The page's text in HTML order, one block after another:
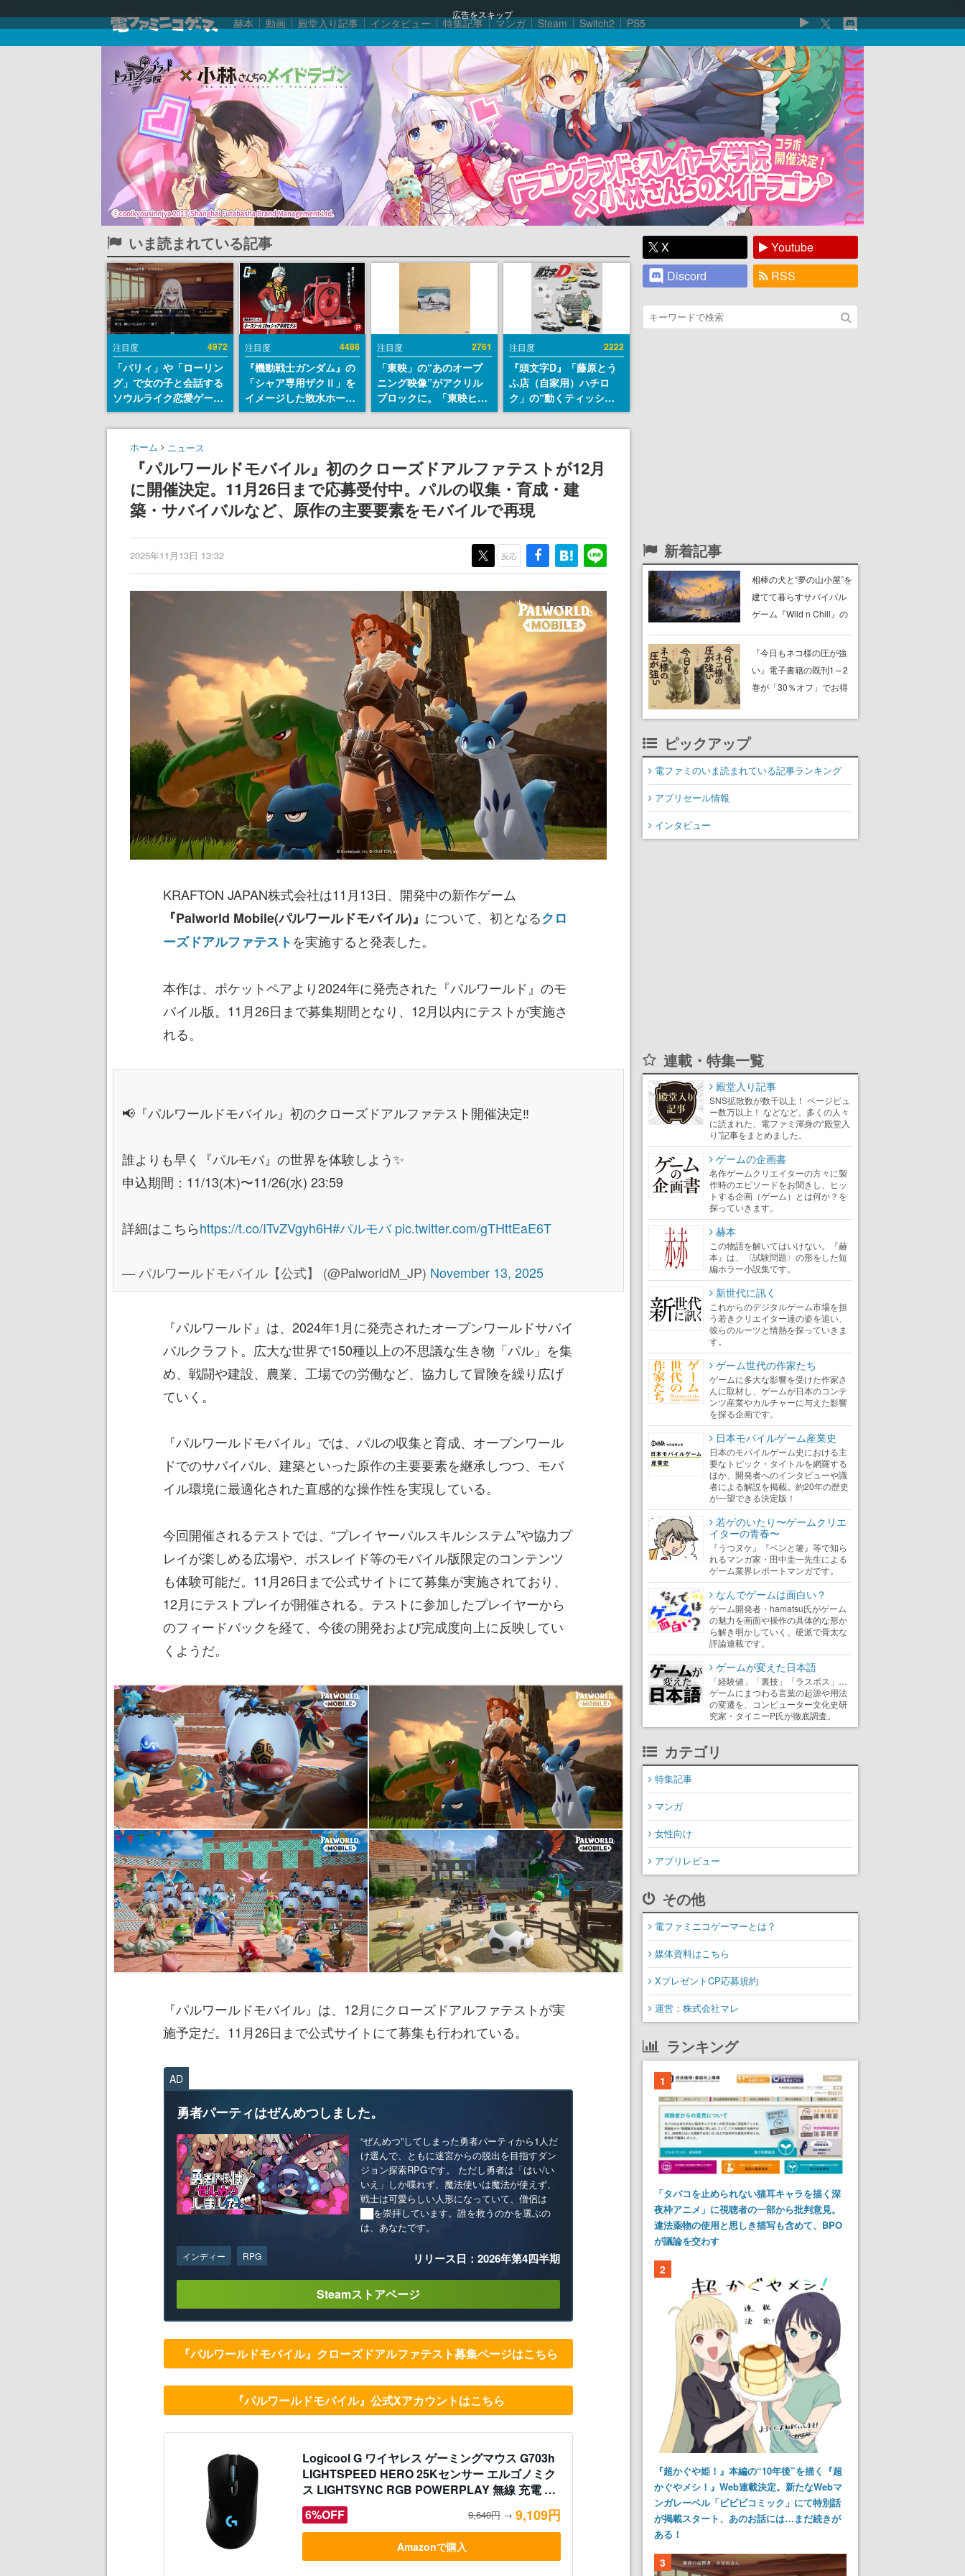
広告をスキップ
赫本 動画 殿堂入り記事 インタビュー 特集記事 マンガ Steam Switch2 PS5
いま読まれている記事
注目度 4972
「パリィ」や「ローリン
グ」で女の子と会話する
ソウルライク恋愛ゲーム
『小早川さんはソウルラ
イク』無料公開。返事に
失敗すると「YOU
DIED」
注目度 4488
『機動戦士ガンダム』の
「シャア専用ザクⅡ」を
イメージした散水ホース
リールが予約開始。本体
にはシャアのパーソナル
エンブレム、型式番号な
どを配置
注目度 2761
「東映」の“あのオープ
ニング映像”がアクリル
ブロックに。「東映ヒス
トリカル グッズコレクシ
ョン」が8月下旬より発
注目度 2222
『頭文字D』「藤原とう
ふ店（自家用）ハチロ
ク」の“動くティッシュ
ケース”が買えるポップ
アップショップが開催
群馬の「イオンモール高
崎」にて、8月11日から8
月20日までの期間限定で
開催予定
ホーム ニュース
『パルワールドモバイル』初のクローズドアルファテストが12月
に開催決定。11月26日まで応募受付中。パルの収集・育成・建
築・サバイバルなど、原作の主要要素をモバイルで再現
2025年11月13日 13:32 反応
KRAFTON JAPAN株式会社は11月13日、開発中の新作ゲーム
『Palworld Mobile(パルワールドモバイル)』 について、初となるクロ
ーズドアルファテストを実施すると発表した。
本作は、ポケットペアより2024年に発売された『パルワールド』のモ
バイル版。11月26日まで募集期間となり、12月以内にテストが実施さ
れる。
📢『パルワールドモバイル』初のクローズドアルファテスト開催決定‼️
誰よりも早く『パルモバ』の世界を体験しよう✨
申込期間：11/13(木)〜11/26(水) 23:59
詳細はこちらhttps://t.co/ITvZVgyh6H#パルモバ pic.twitter.com/gTHttEaE6T
— パルワールドモバイル【公式】 (@PalworldM_JP) November 13, 2025
『パルワールド』は、2024年1月に発売されたオープンワールドサバイ
バルクラフト。広大な世界で150種以上の不思議な生き物「パル」を集
め、戦闘や建設、農業、工場での労働など、協力して冒険を繰り広げ
ていく。
『パルワールドモバイル』では、パルの収集と育成、オープンワール
ドでのサバイバル、建築といった原作の主要要素を継承しつつ、モバ
イル環境に最適化された直感的な操作性を実現している。
今回開催されるテストでは、“プレイヤーパルスキルシステム”や協力プ
レイが楽しめる広場や、ボスレイド等のモバイル版限定のコンテンツ
も体験可能だ。11月26日まで公式サイトにて募集が実施されており、
12月にテストプレイが開催される。テストに参加したプレイヤーから
のフィードバックを経て、今後の開発および完成度向上に反映してい
くようだ。
『パルワールドモバイル』は、12月にクローズドアルファテストが実
施予定だ。11月26日まで公式サイトにて募集も行われている。
AD
勇者パーティはぜんめつしました。
“ぜんめつ”してしまった勇者パーティから1人だ
け選んで、ともに迷宮からの脱出を目指すダン
ジョン探索RPGです。 ただし勇者は「はい/い
いえ」しか喋れず、魔法使いは魔法が使えず、
戦士は可愛らしい人形になっていて、僧侶は
██を崇拝しています。誰を救うのかを選ぶの
は、あなたです。
インディー RPG リリース日：2026年第4四半期
Steamストアページ
『パルワールドモバイル』クローズドアルファテスト募集ページはこちら
『パルワールドモバイル』公式Xアカウントはこちら
Logicool G ワイヤレス ゲーミングマウス G703h
LIGHTSPEED HERO 25Kセンサー エルゴノミク
ス LIGHTSYNC RGB POWERPLAY 無線 充電 対
応 ゲーミング マウス 充電式 無線 PC windows
mac ブラック G703 国内正規品 【 ファイナルフ
ァンタジー XIV 推奨モデル 】
6%OFF 9,640円 → 9,109円
Amazonで購入
X
Youtube
Discord
RSS
新着記事
相棒の犬と“夢の山小屋”を
建てて暮らすサバイバル
ゲーム『Wild n Chill』の
中。ドット絵の大自然
で、喧騒を忘れよう
『今日もネコ様の圧が強
い』電子書籍の既刊1～2
巻が「30％オフ」でお得
たネコたちと、ネコを溺
描く
ピックアップ
電ファミのいま読まれている記事ランキング
アプリセール情報
インタビュー
連載・特集一覧
殿堂入り記事
SNS拡散数が数千以上！ ページビュ
ー数万以上！ などなど。多くの人々
に読まれた、電ファミ渾身の“殿堂入
り”記事をまとめました。
ゲームの企画書
名作ゲームクリエイターの方々に製
作時のエピソードをお聞きし、ヒッ
トする企画（ゲーム）とは何か？を
探っていきます。
赫本
この物語を解いてはいけない。『赫
本』は、〈試験問題〉の形をした短
編ホラー小説集です。
新世代に訊く
これからのデジタルゲーム市場を担
う若きクリエイター達の姿を追い、
彼らのルーツと情熱を探っていきま
す。
ゲーム世代の作家たち
ゲームに多大な影響を受けた作家さ
んに取材し、ゲームが日本のコンテ
ンツ産業やカルチャーに与えた影響
を探る企画です。
日本モバイルゲーム産業史
日本のモバイルゲーム史における主
要なトピック・タイトルを網羅する
ほか、開発者へのインタビューや識
者による解説を掲載。約20年の歴史
が一望できる決定版！
若ゲのいたり〜ゲームクリエ
イターの青春〜
『うつヌケ』『ペンと箸』等で知ら
れるマンガ家・田中圭一先生による
ゲーム業界レポートマンガです。
なんでゲームは面白い？
ゲーム開発者・hamatsu氏がゲーム
の魅力を画面や操作の具体的な形か
ら解き明かしていく、硬派で骨太な
評論連載です。
ゲームが変えた日本語
「経験値」「裏技」「ラスボス」…
ゲームにまつわる言葉の起源や用法
の変遷を、コンピューター文化史研
究家・タイニーP氏が徹底調査。
カテゴリ
特集記事
マンガ
女性向け
アプリレビュー
その他
電ファミニコゲーマーとは？
媒体資料はこちら
XプレゼントCP応募規約
運営：株式会社マレ
ランキング
1
「タバコを止められない猫耳キャラを描く深
夜枠アニメ」に視聴者の一部から批判意見。
違法薬物の使用と思しき描写も含めて、BPO
が議論を交わす
2
『超かぐや姫！』本編の“10年後”を描く『超
かぐやメシ！』Web連載決定。新たなWebマ
ンガレーベル「ビビビコミック」にて特別話
が掲載スタート、あのお話には…まだ続きが
ある！
3